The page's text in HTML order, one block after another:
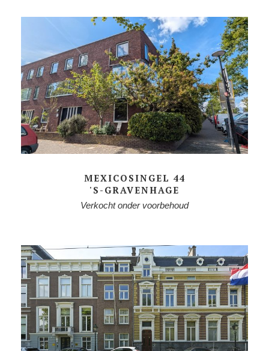
MEXICOSINGEL 44
'S-GRAVENHAGE
Verkocht onder voorbehoud